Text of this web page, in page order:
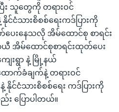
း သူတွေကို တရားဝင်
င်ငံသားစိစစ်ရေးကဒ်ပြားကို
းနေသလို အိမ်ထောင်စု စာရင်း
အိမ်ထောင်စုစာရင်းထုတ်ပေး
းရွာ နဲ့ မြို့နယ်
ာက်ခံချက်နဲ့ တရားဝင်
နိုင်ငံသားစိစစ်ရေး ကဒ်ပြားကို
း ပြောပါတယ်။